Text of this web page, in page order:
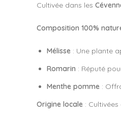
Cultivée dans les
Composition 100%
Mélisse : Une plante
Romarin : Réputé
Menthe pomme :
Origine locale :